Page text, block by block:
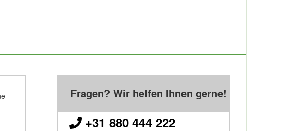
Fragen? Wir helfen Ihnen gerne!
+31 880 444 222